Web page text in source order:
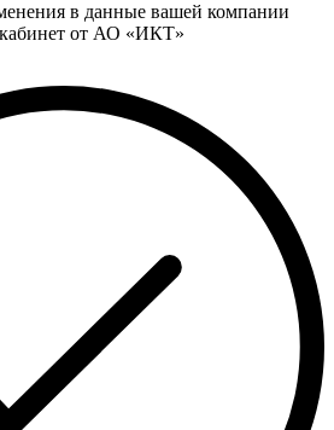
в данные вашей компании
от АО «ИКТ»